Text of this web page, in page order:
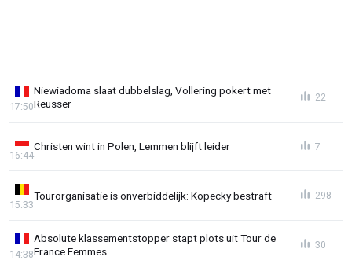
Niewiadoma slaat dubbelslag, Vollering pokert met
Reusser
17:50
22
Christen wint in Polen, Lemmen blijft leider
16:44
7
Tourorganisatie is onverbiddelijk: Kopecky bestraft
15:33
298
Absolute klassementstopper stapt plots uit Tour de
France Femmes
14:38
30